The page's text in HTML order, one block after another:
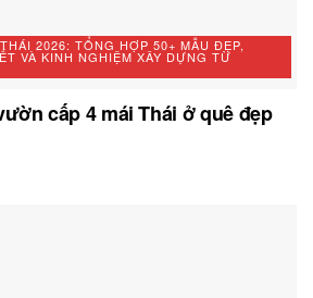
2026: TỔNG HỢP 50+ MẪU ĐẸP,
VÀ KINH NGHIỆM XÂY DỰNG TỪ
cấp 4 mái Thái ở quê đẹp